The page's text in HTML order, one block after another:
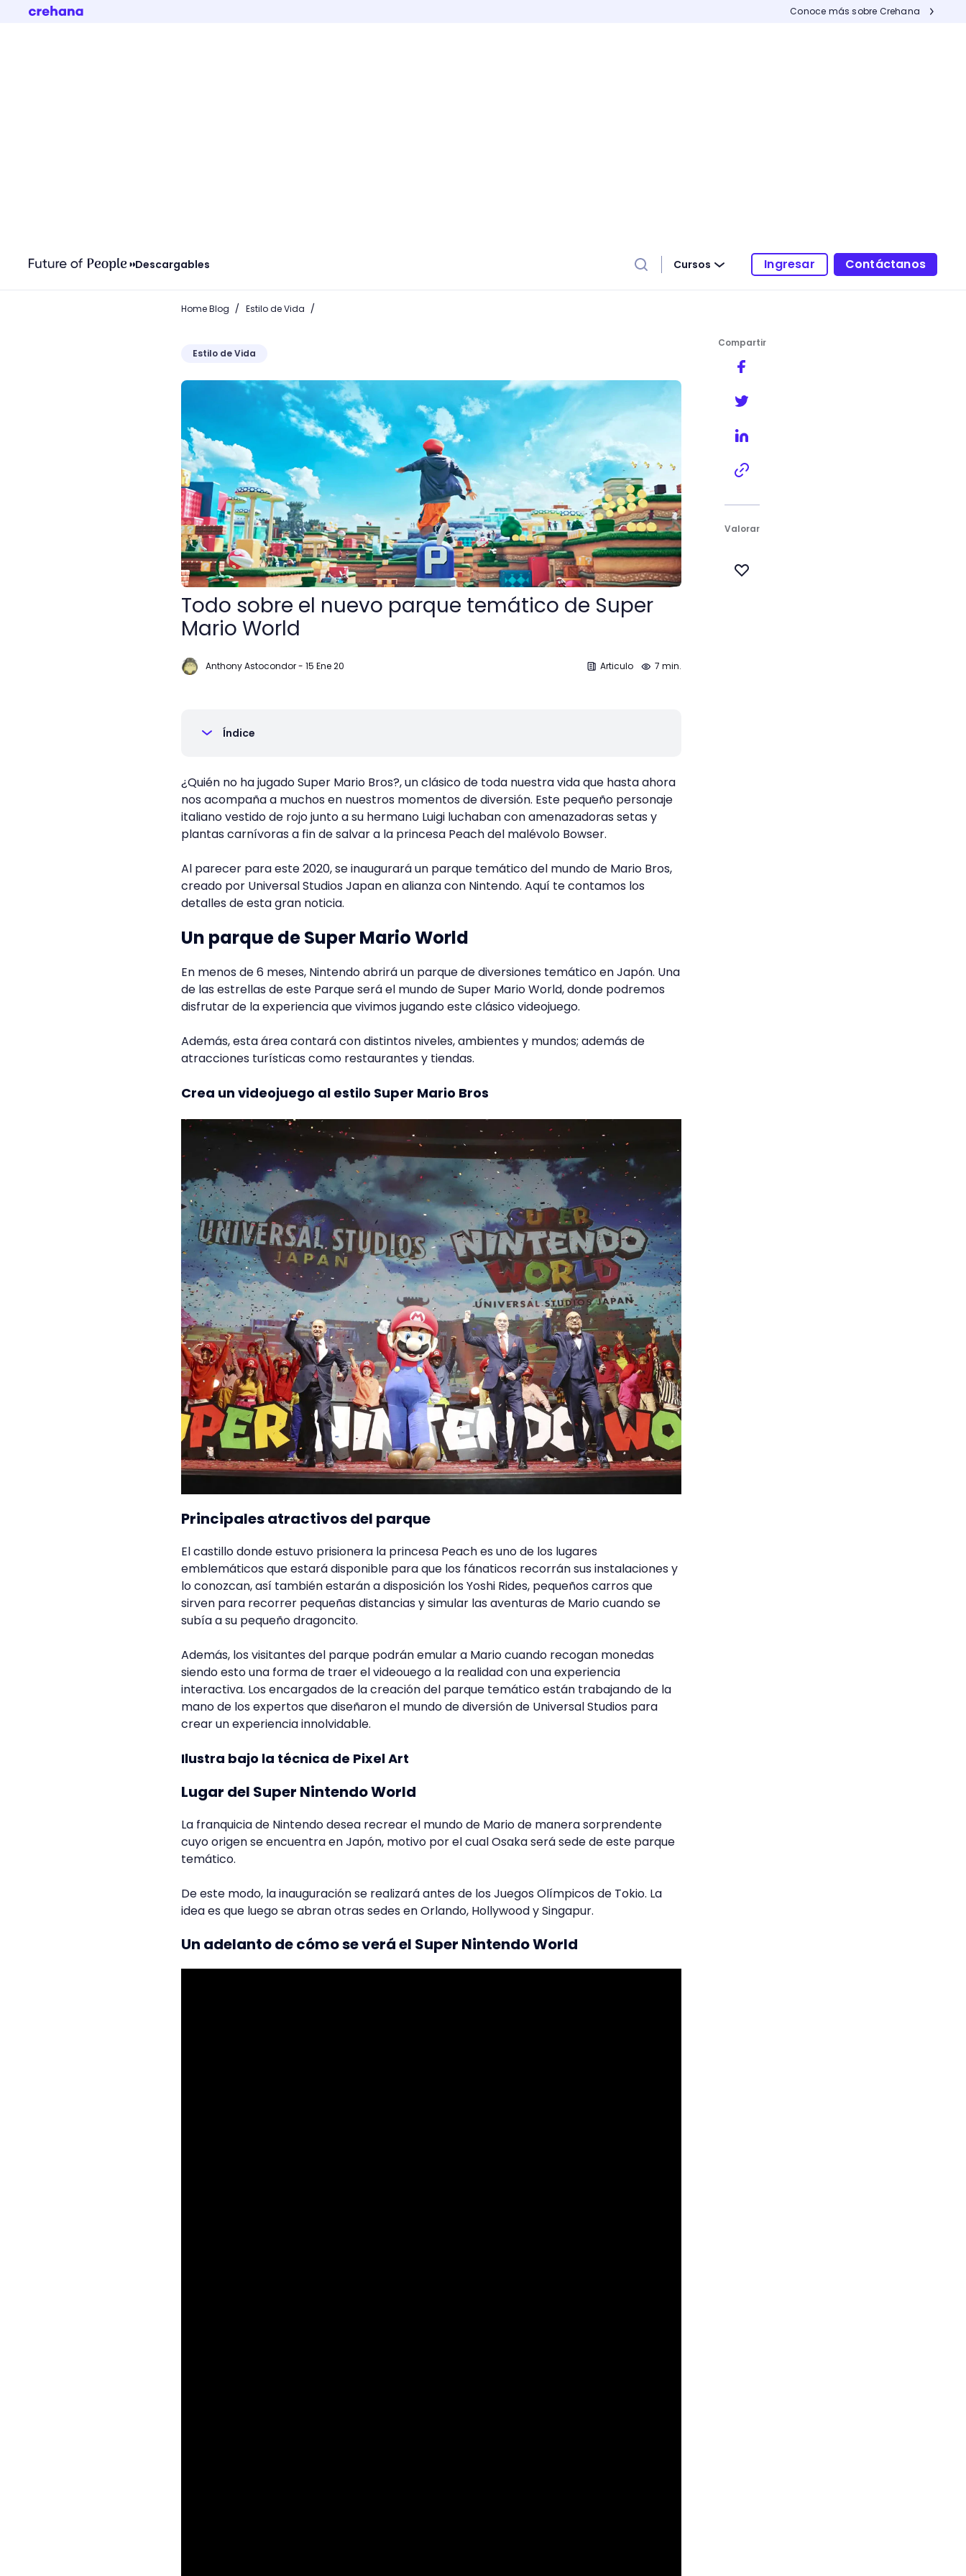
Conoce más sobre Crehana
Descargables Cursos Ingresar Contáctanos
Home Blog / Estilo de Vida /
Estilo de Vida
Todo sobre el nuevo parque temático de Super Mario World
Todo sobre el nuevo parque temático de Super
Mario World
Anthony Astocondor- 15 Ene 20 Articulo 7 min.
Índice
¿Quién no ha jugado Super Mario Bros?, un clásico de toda nuestra vida que hasta ahora
nos acompaña a muchos en nuestros momentos de diversión. Este pequeño personaje
italiano vestido de rojo junto a su hermano Luigi luchaban con amenazadoras setas y
plantas carnívoras a fin de salvar a la princesa Peach del malévolo Bowser.
Al parecer para este 2020, se inaugurará un parque temático del mundo de Mario Bros,
creado por Universal Studios Japan en alianza con Nintendo. Aquí te contamos los
detalles de esta gran noticia.
Un parque de Super Mario World
En menos de 6 meses, Nintendo abrirá un parque de diversiones temático en Japón. Una
de las estrellas de este Parque será el mundo de Super Mario World, donde podremos
disfrutar de la experiencia que vivimos jugando este clásico videojuego.
Además, esta área contará con distintos niveles, ambientes y mundos; además de
atracciones turísticas como restaurantes y tiendas.
Crea un videojuego al estilo Super Mario Bros
Principales atractivos del parque
El castillo donde estuvo prisionera la princesa Peach es uno de los lugares
emblemáticos que estará disponible para que los fánaticos recorrán sus instalaciones y
lo conozcan, así también estarán a disposición los Yoshi Rides, pequeños carros que
sirven para recorrer pequeñas distancias y simular las aventuras de Mario cuando se
subía a su pequeño dragoncito.
Además, los visitantes del parque podrán emular a Mario cuando recogan monedas
siendo esto una forma de traer el videouego a la realidad con una experiencia
interactiva. Los encargados de la creación del parque temático están trabajando de la
mano de los expertos que diseñaron el mundo de diversión de Universal Studios para
crear un experiencia innolvidable.
Ilustra bajo la técnica de Pixel Art
Lugar del Super Nintendo World
La franquicia de Nintendo desea recrear el mundo de Mario de manera sorprendente
cuyo origen se encuentra en Japón, motivo por el cual Osaka será sede de este parque
temático.
De este modo, la inauguración se realizará antes de los Juegos Olímpicos de Tokio. La
idea es que luego se abran otras sedes en Orlando, Hollywood y Singapur.
Un adelanto de cómo se verá el Super Nintendo World
Compartir
Valorar